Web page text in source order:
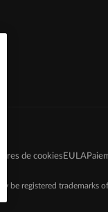
de cookies EULA
be registered trademarks